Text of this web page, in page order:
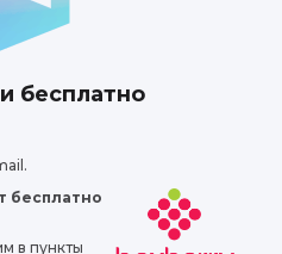
бесплатно
бесплатно
в пункты